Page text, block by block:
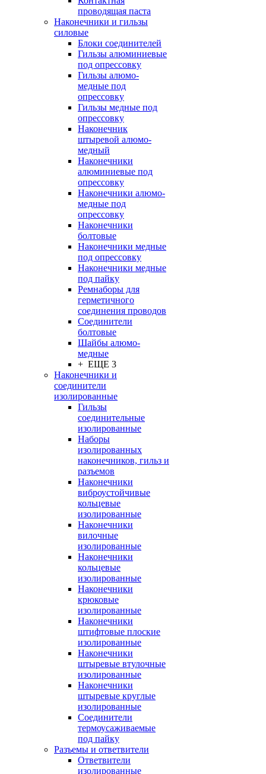
проводящая паста
Наконечники и гильзы
силовые
Блоки соединителей
Гильзы алюминиевые
под опрессовку
Гильзы алюмо-
медные под
опрессовку
Гильзы медные под
опрессовку
Наконечник
штыревой алюмо-
медный
Наконечники
алюминиевые под
опрессовку
Наконечники алюмо-
медные под
опрессовку
Наконечники
болтовые
Наконечники медные
под опрессовку
Наконечники медные
под пайку
Ремнаборы для
герметичного
соединения проводов
Соединители
болтовые
Шайбы алюмо-
медные
+ ЕЩЕ 3
Наконечники и
соединители
изолированные
Гильзы
соединительные
изолированные
Наборы
изолированных
наконечников, гильз и
разъемов
Наконечники
виброустойчивые
кольцевые
изолированные
Наконечники
вилочные
изолированные
Наконечники
кольцевые
изолированные
Наконечники
крюковые
изолированные
Наконечники
штифтовые плоские
изолированные
Наконечники
штыревые втулочные
изолированные
Наконечники
штыревые круглые
изолированные
Соединители
термоусаживаемые
под пайку
Разъемы и ответвители
Ответвители
изолированные